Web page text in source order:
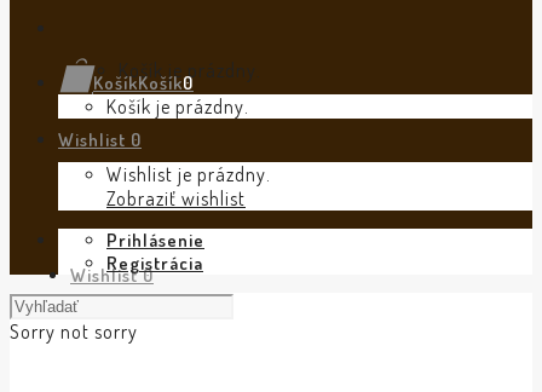
Košík je prázdny.
Wishlist 0
KošíkKošík0
Košík je prázdny.
Wishlist 0
Wishlist je prázdny.
Zobraziť wishlist
Prihlásenie
Registrácia
Sorry not sorry